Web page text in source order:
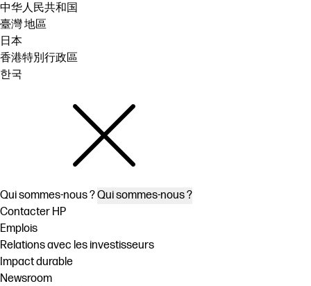
中华人民共和国
臺灣 地區
日本
香港特別行政區
한국
Qui sommes-nous ?Qui sommes-nous ?
Contacter HP
Emplois
Relations avec les investisseurs
Impact durable
Newsroom